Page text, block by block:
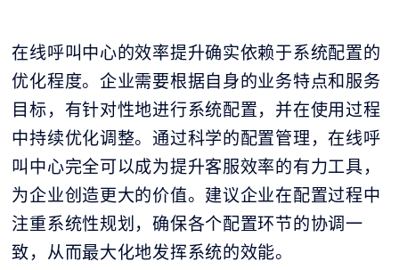
在线呼叫中心的效率提升确实依赖于系统配置的
优化程度。企业需要根据自身的业务特点和服务
目标，有针对性地进行系统配置，并在使用过程
中持续优化调整。通过科学的配置管理，在线呼
叫中心完全可以成为提升客服效率的有力工具，
为企业创造更大的价值。建议企业在配置过程中
注重系统性规划，确保各个配置环节的协调一
致，从而最大化地发挥系统的效能。